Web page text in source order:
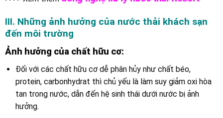
III. Những ảnh hưởng của nước thải khách sạn
đến môi trường
Ảnh hưởng của chất hữu cơ:
Đối với các chất hữu cơ dễ phân hủy như chất béo,
protein, carbonhydrat thì chủ yếu là làm suy giảm oxi hòa
tan trong nước, dẫn đến hệ sinh thái dưới nước bị ảnh
hưởng.